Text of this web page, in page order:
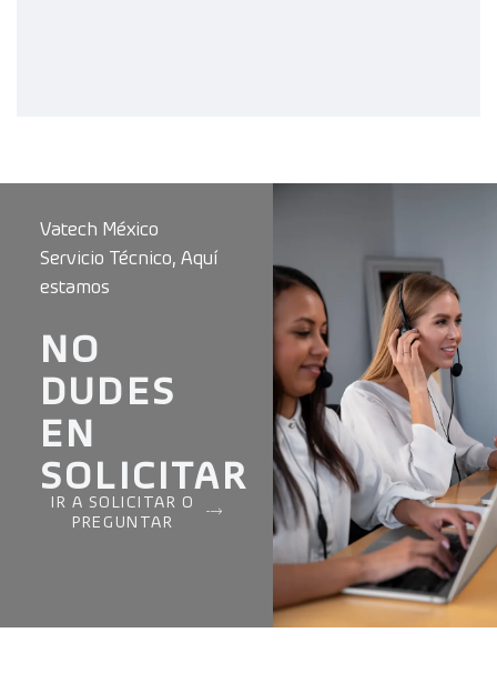
Vatech México
Servicio Técnico, Aquí
estamos
NO
DUDES
EN
SOLICITAR
IR A SOLICITAR O
PREGUNTAR